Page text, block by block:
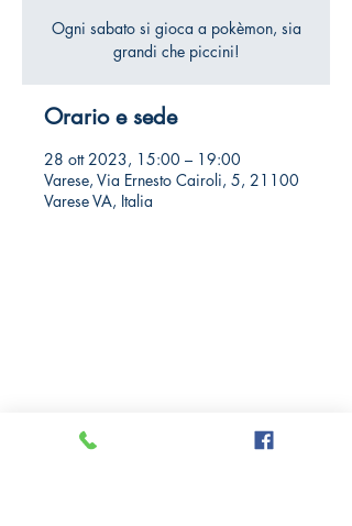
Ogni sabato si gioca a pokèmon, sia
grandi che piccini!
Orario e sede
28 ott 2023, 15:00 – 19:00
Varese, Via Ernesto Cairoli, 5, 21100
Varese VA, Italia
Privacy Policy